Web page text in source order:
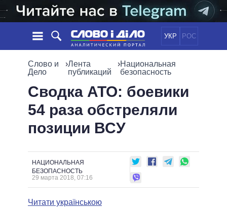
УКР РОС
НОВОСТИ
ЛЕНТА
СОБЫТИЯ
СТАТЬИ
МНЕНИЯ
ДАЙДЖЕСТЫ
ПОЛИТИКА
ОБЩЕСТВО
МИР
ОБЕЩАНИЯ
ПОЛИТИКИ
ВСЕ ПОЛИТИКИ
ВЕРХОВНАЯ РАДА
КАБИНЕТ МИНИСТРОВ
ГЛАВЫ ОБЛАДМИНИСТРАЦИЙ
МЭРЫ
ИНФОГРАФИКА
ВИДЕО
ПОДДЕРЖАТЬ
СРАВНЕНИЕ ПОЛИТИКОВ
Слово и
Дело
›Лента
публикаций
›Национальная
безопасность
Сводка АТО: боевики
54 раза обстреляли
позиции ВСУ
НАЦИОНАЛЬНАЯ
БЕЗОПАСНОСТЬ
29 марта 2018, 07:16
Читати українською